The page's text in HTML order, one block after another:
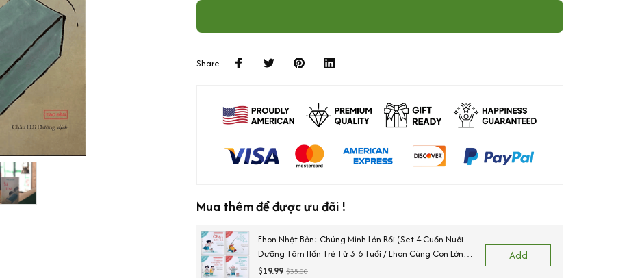
Share
Mua thêm để được ưu đãi !
Ehon Nhật Bản: Chúng Mình Lớn Rồi (Set 4 Cuốn Nuôi
Dưỡng Tâm Hồn Trẻ Từ 3-6 Tuổi / Ehon Cùng Con Lớn
Khôn)
$19.99 $35.00
Add